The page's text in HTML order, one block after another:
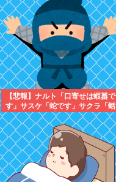
【悲報】ナルト「口寄せは蝦蟇で
す」サスケ「蛇です」サクラ「蛞
蝓です」ワイ「うおおお！！」